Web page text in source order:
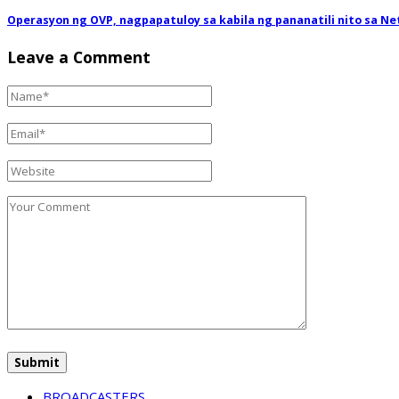
Operasyon ng OVP, nagpapatuloy sa kabila ng pananatili nito sa
Leave a Comment